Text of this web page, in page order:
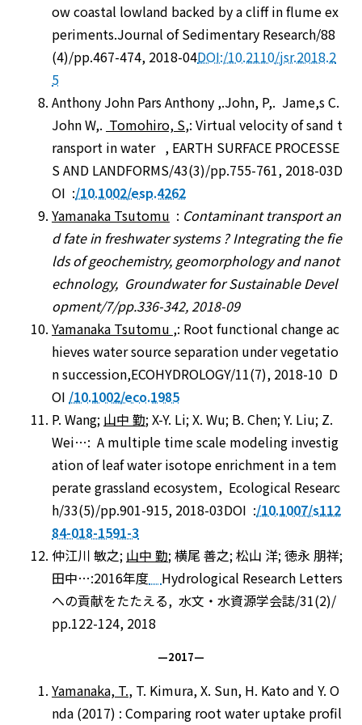
ow coastal lowland backed by a cliff in flume ex
periments.Journal of Sedimentary Research/88
(4)/pp.467-474, 2018-04DOI:/10.2110/jsr.2018.2
5
Anthony John Pars Anthony ,.John, P,. Jame,s C.
John W,. Tomohiro, S,: Virtual velocity of sand t
ransport in water , EARTH SURFACE PROCESSE
S AND LANDFORMS/43(3)/pp.755-761, 2018-03D
OI :/10.1002/esp.4262
Yamanaka Tsutomu : Contaminant transport an
d fate in freshwater systems ? Integrating the fie
lds of geochemistry, geomorphology and nanot
echnology, Groundwater for Sustainable Devel
opment/7/pp.336-342, 2018-09
Yamanaka Tsutomu ,: Root functional change ac
hieves water source separation under vegetatio
n succession,ECOHYDROLOGY/11(7), 2018-10 D
OI /10.1002/eco.1985
P. Wang; 山中 勤; X-Y. Li; X. Wu; B. Chen; Y. Liu; Z.
Wei…: A multiple time scale modeling investig
ation of leaf water isotope enrichment in a tem
perate grassland ecosystem, Ecological Researc
h/33(5)/pp.901-915, 2018-03DOI :/10.1007/s112
84-018-1591-3
仲江川 敏之; 山中 勤; 横尾 善之; 松山 洋; 徳永 朋祥;
田中…:2016年度
Hydrological Research Letters
への貢献をたたえる, 水文・水資源学会誌/31(2)/
pp.122-124, 2018
—2017—
Yamanaka, T., T. Kimura, X. Sun, H. Kato and Y. O
nda (2017) : Comparing root water uptake profil